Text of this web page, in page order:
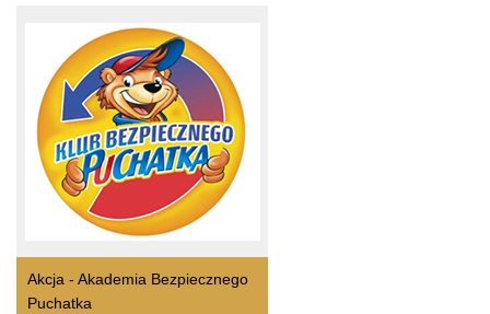
Akcja - Akademia Bezpiecznego
Puchatka